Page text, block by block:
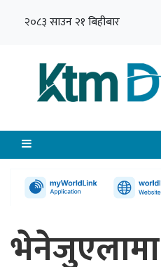
२०८३ साउन २१ बिहीबार